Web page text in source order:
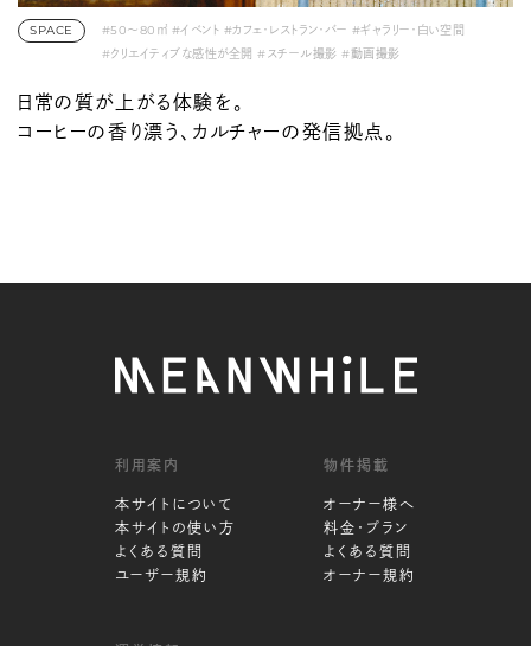
SPACE #50〜80㎡ #イベント #カフェ・レストラン・バー #ギャラリー・白い空間
#クリエイティブな感性が全開 #スチール撮影 #動画撮影
日常の質が上がる体験を。
コーヒーの香り漂う、カルチャーの発信拠点。
利用案内
本サイトについて
本サイトの使い方
よくある質問
ユーザー規約
物件掲載
オーナー様へ
料金・プラン
よくある質問
オーナー規約